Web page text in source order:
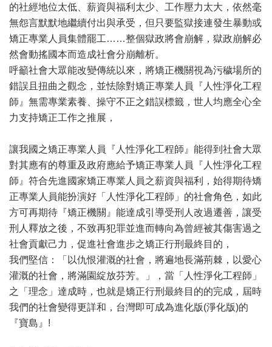
的社經地位太低、薪資與福利太少、工作壓力太大，依然毫
無怨言默默地繼續付出與承受，但只要監獄接連發生暴動或
矯正專業人員集體罷工……整個獄政將會崩解，獄政崩解必
然會動搖國本而造成社會分崩離析。
呼籲社會大眾能改變傳統以來，將矯正機關視為污穢場所的
錯誤且扭曲之觀念，並怯除對矯正專業人員『人性淨化工程
師』無需專業素養、操守不正之錯誤標籤，世人均應全心全
力支持矯正工作之推展，
讓我國之矯正專業人員『人性淨化工程師』能得到社會大眾
對其應有的尊重及政府應給予矯正專業人員『人性淨化工程
師』符合先進國家矯正專業人員之薪資與福利，始得期待矯
正專業人員能扮演好「人性淨化工程師」的社會角色，如此
方可再期待『矯正機關』能達成引導受刑人改過遷善，讓受
刑人釋放之後，不致再犯罪並進而轉向為曾經被其傷害過之
社會貢獻己力，促進社會進步之矯正行刑最終目的，
我們堅信：「以仇恨灌溉的社會，將遍地長滿荊棘，以愛心
灌溉的社會，將滿園綻放芬芳。」，當「人性淨化工程師」
之「理念」達成時，也就是矯正行刑最終目的的完成，屆時
我們的社會變得更詳和，台灣即可成為進化版(淨化版)的
『寶島』!